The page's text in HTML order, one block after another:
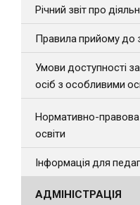
Річний звіт про
Правила прийому до
Умови доступності
осіб з особливими
Нормативно-правова
освіти
Інформація для
АДМІНІСТРАЦІЯ